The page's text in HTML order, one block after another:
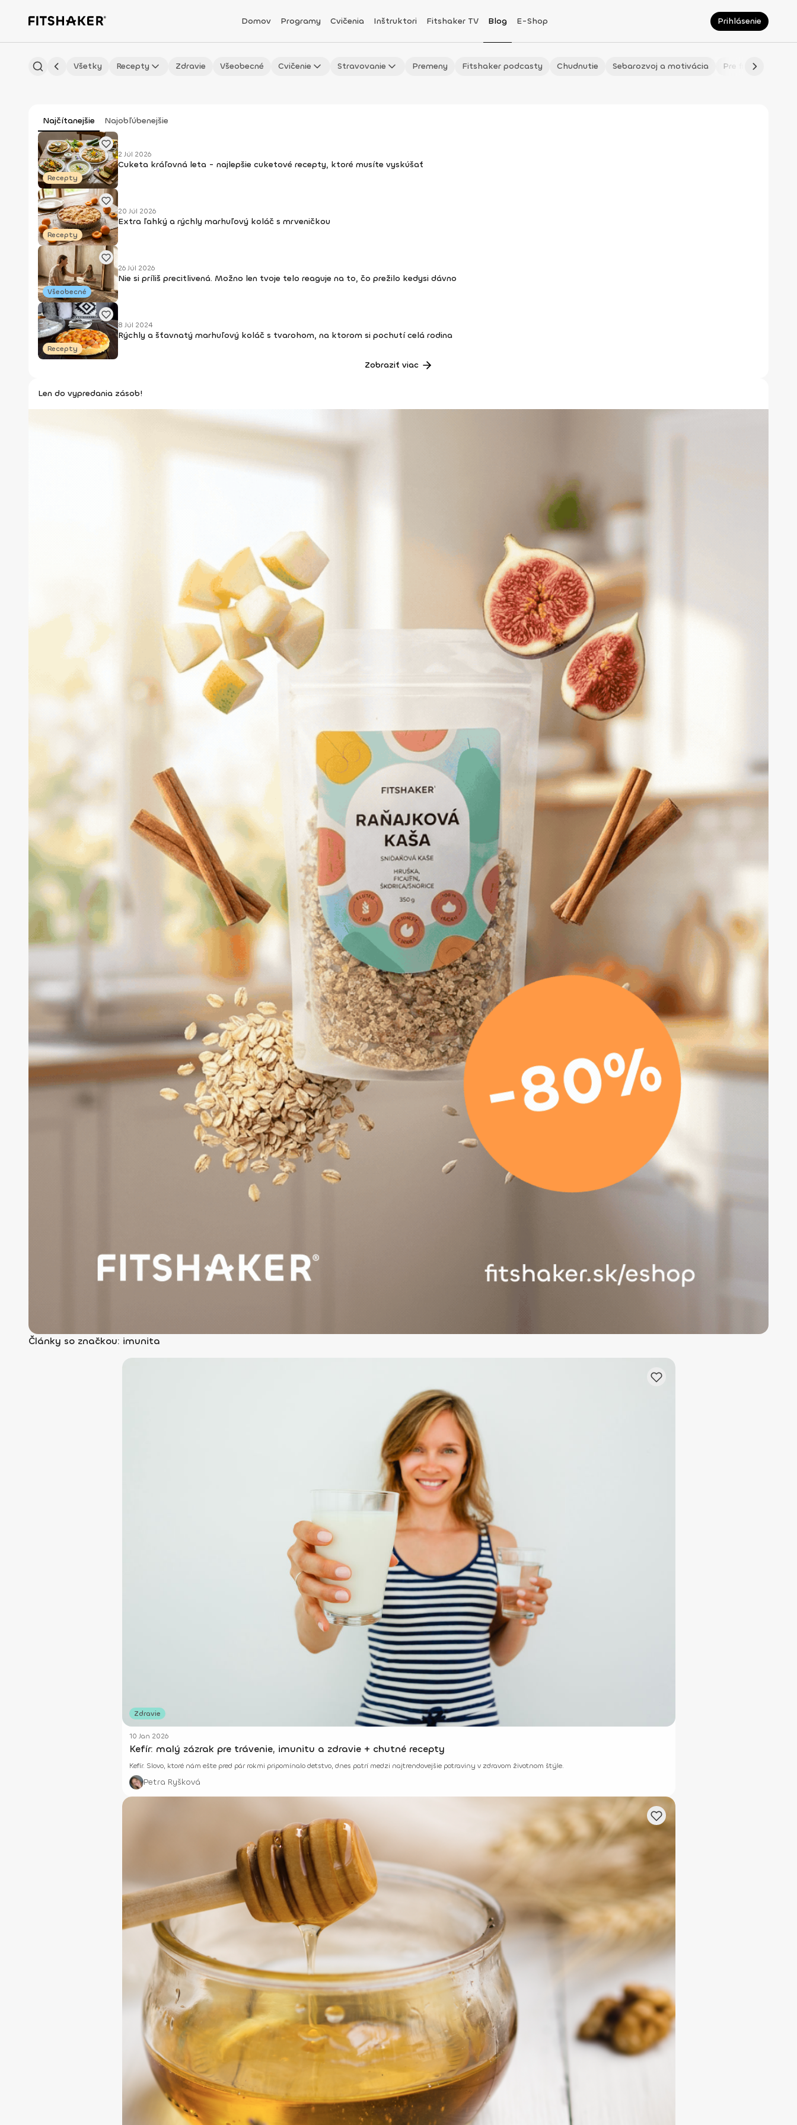
Domov Programy Cvičenia Inštruktori Fitshaker TV Blog E-Shop Prihlásenie
Všetky Recepty Zdravie Všeobecné Cvičenie Stravovanie Premeny Fitshaker podcasty Chudnutie Sebarozvoj a motivácia Pre fitmaminky
Najčítanejšie Najobľúbenejšie
Recepty
2 Júl 2026
Cuketa kráľovná leta - najlepšie cuketové recepty, ktoré musíte vyskúšať
Recepty
20 Júl 2026
Extra ľahký a rýchly marhuľový koláč s mrveničkou
Všeobecné
26 Júl 2026
Nie si príliš precitlivená. Možno len tvoje telo reaguje na to, čo prežilo kedysi dávno
Recepty
8 Júl 2024
Rýchly a šťavnatý marhuľový koláč s tvarohom, na ktorom si pochutí celá rodina
Zobraziť viac
Len do vypredania zásob!
Články so značkou: imunita
Zdravie
10 Jan 2026
Kefír: malý zázrak pre trávenie, imunitu a zdravie + chutné recepty
Kefír. Slovo, ktoré nám ešte pred pár rokmi pripomínalo detstvo, dnes patrí medzi najtrendovejšie potraviny v zdravom životnom štýle.
Petra Ryšková